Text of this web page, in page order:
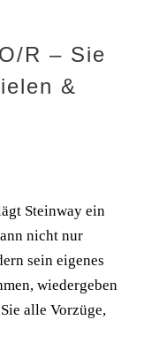
R – Sie
&
Steinway ein
nicht nur
sein eigenes
wiedergeben
alle Vorzüge,